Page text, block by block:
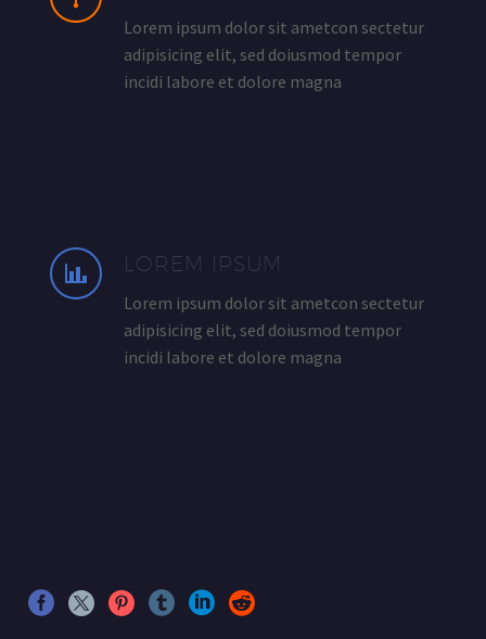
Lorem ipsum dolor sit ametcon sectetur
adipisicing elit, sed doiusmod tempor
incidi labore et dolore magna
LOREM IPSUM
Lorem ipsum dolor sit ametcon sectetur
adipisicing elit, sed doiusmod tempor
incidi labore et dolore magna